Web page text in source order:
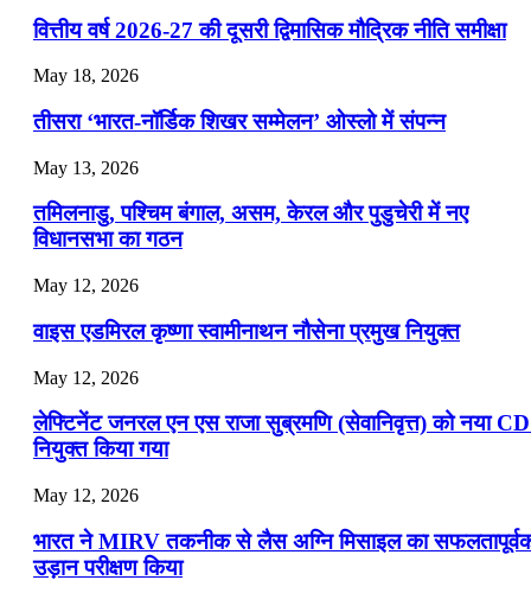
📝 डेली करेंट अफेयर्स: 22-24 जुलाई 2026
July 22, 2026
📝 डेली करेंट अफेयर्स: 19-21 जुलाई 2026
July 19, 2026
📝 डेली करेंट अफेयर्स: 16-18 जुलाई 2026
वित्तीय वर्ष 2026-27 की दूसरी द्विमासिक मौद्रिक नीति समीक्षा
May 18, 2026
तीसरा ‘भारत-नॉर्डिक शिखर सम्मेलन’ ओस्लो में संपन्न
May 13, 2026
तमिलनाडु, पश्चिम बंगाल, असम, केरल और पुडुचेरी में नए
विधानसभा का गठन
May 12, 2026
वाइस एडमिरल कृष्णा स्वामीनाथन नौसेना प्रमुख नियुक्त
May 12, 2026
लेफ्टिनेंट जनरल एन एस राजा सुब्रमणि (सेवानिवृत्त) को नया
नियुक्त किया गया
May 12, 2026
भारत ने MIRV तकनीक से लैस अग्नि मिसाइल का
उड़ान परीक्षण किया